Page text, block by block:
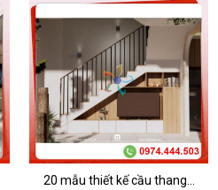
20 mẫu thiết kế cầu thang...